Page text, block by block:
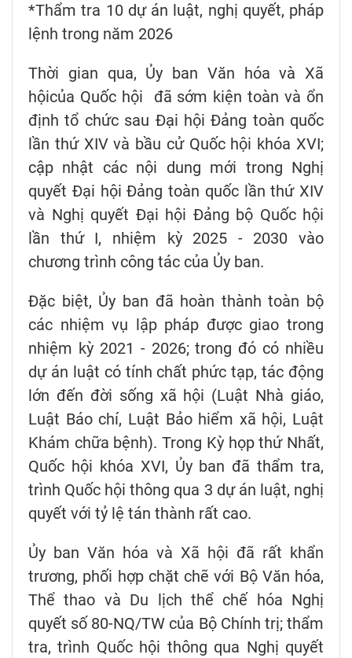
*Thẩm tra 10 dự án luật, nghị quyết, pháp
lệnh trong năm 2026
Thời gian qua, Ủy ban Văn hóa và Xã
hộicủa Quốc hội đã sớm kiện toàn và ổn
định tổ chức sau Đại hội Đảng toàn quốc
lần thứ XIV và bầu cử Quốc hội khóa XVI;
cập nhật các nội dung mới trong Nghị
quyết Đại hội Đảng toàn quốc lần thứ XIV
và Nghị quyết Đại hội Đảng bộ Quốc hội
lần thứ I, nhiệm kỳ 2025 - 2030 vào
chương trình công tác của Ủy ban.
Đặc biệt, Ủy ban đã hoàn thành toàn bộ
các nhiệm vụ lập pháp được giao trong
nhiệm kỳ 2021 - 2026; trong đó có nhiều
dự án luật có tính chất phức tạp, tác động
lớn đến đời sống xã hội (Luật Nhà giáo,
Luật Báo chí, Luật Bảo hiểm xã hội, Luật
Khám chữa bệnh). Trong Kỳ họp thứ Nhất,
Quốc hội khóa XVI, Ủy ban đã thẩm tra,
trình Quốc hội thông qua 3 dự án luật, nghị
quyết với tỷ lệ tán thành rất cao.
Ủy ban Văn hóa và Xã hội đã rất khẩn
trương, phối hợp chặt chẽ với Bộ Văn hóa,
Thể thao và Du lịch thể chế hóa Nghị
quyết số 80-NQ/TW của Bộ Chính trị; thẩm
tra, trình Quốc hội thông qua Nghị quyết